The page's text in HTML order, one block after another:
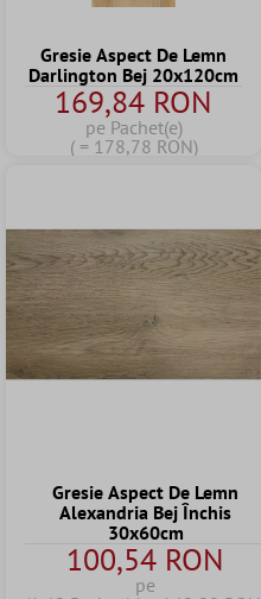
Gresie Aspect De Lemn
Darlington Bej 20x120cm
169,84 RON
pe Pachet(e)
( = 178,78 RON)
Gresie Aspect De Lemn
Alexandria Bej Închis
30x60cm
100,54 RON
pe